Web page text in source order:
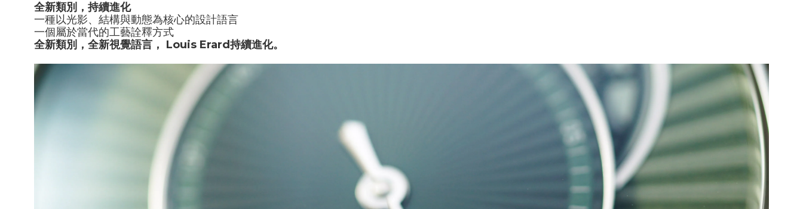
全新類別，持續進化
一種以光影、結構與動態為核心的設計語言
一個屬於當代的工藝詮釋方式
全新類別，全新視覺語言， Louis Erard持續進化。